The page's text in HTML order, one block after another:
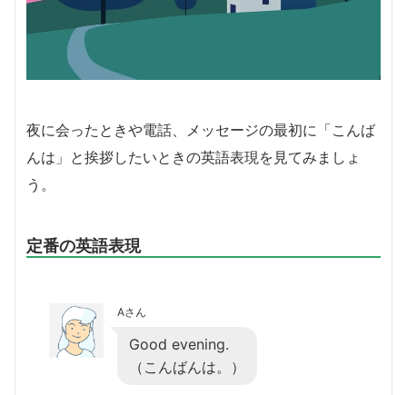
夜に会ったときや電話、メッセージの最初に「こんば
んは」と挨拶したいときの英語表現を見てみましょ
う。
定番の英語表現
Aさん
Good evening.
（こんばんは。）